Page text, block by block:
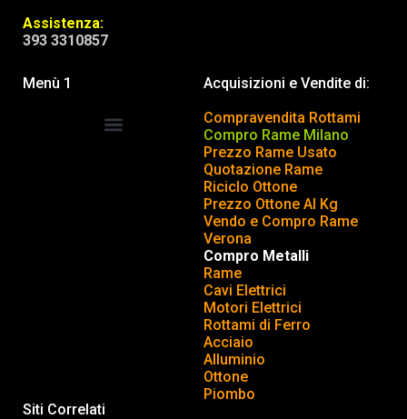
Assistenza:
393 3310857
Menù 1
Acquisizioni e Vendite di:
Compravendita Rottami
Compro Rame Milano
Prezzo Rame Usato
Quotazione Rame
Riciclo Ottone
Prezzo Ottone Al Kg
Vendo e Compro Rame
Verona
Compro Metalli
Rame
Cavi Elettrici
Motori Elettrici
Rottami di Ferro
Acciaio
Alluminio
Ottone
Piombo
Siti Correlati